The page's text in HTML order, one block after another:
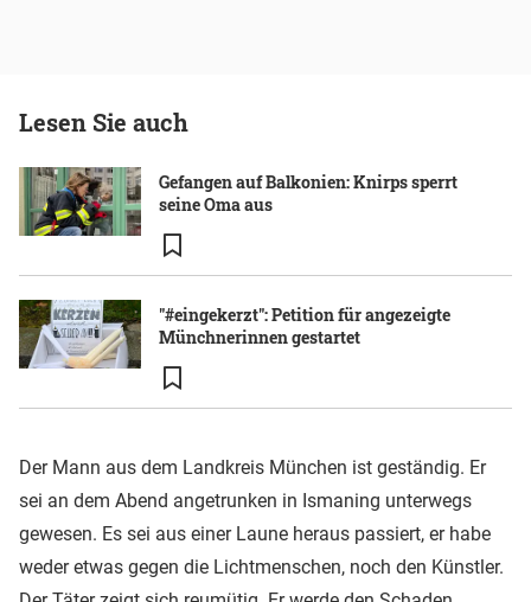
Lesen Sie auch
Gefangen auf Balkonien: Knirps sperrt
seine Oma aus
"#eingekerzt": Petition für angezeigte
Münchnerinnen gestartet
Der Mann aus dem Landkreis München ist geständig. Er
sei an dem Abend angetrunken in Ismaning unterwegs
gewesen. Es sei aus einer Laune heraus passiert, er habe
weder etwas gegen die Lichtmenschen, noch den Künstler.